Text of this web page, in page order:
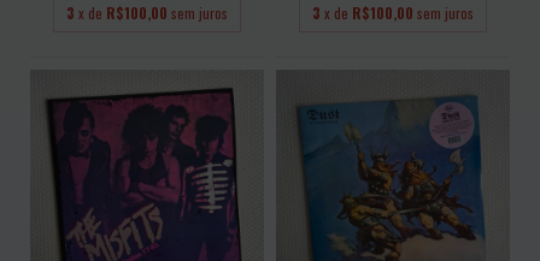
3 x de R$100,00 sem juros 3 x de R$100,00 sem juros